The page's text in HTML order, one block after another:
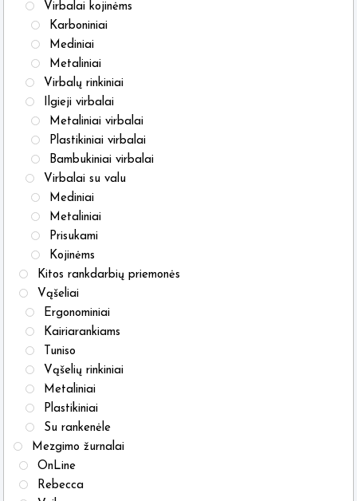
Virbalai kojinėms
Karboniniai
Mediniai
Metaliniai
Virbalų rinkiniai
Ilgieji virbalai
Metaliniai virbalai
Plastikiniai virbalai
Bambukiniai virbalai
Virbalai su valu
Mediniai
Metaliniai
Prisukami
Kojinėms
Kitos rankdarbių priemonės
Vąšeliai
Ergonominiai
Kairiarankiams
Tuniso
Vąšelių rinkiniai
Metaliniai
Plastikiniai
Su rankenėle
Mezgimo žurnalai
OnLine
Rebecca